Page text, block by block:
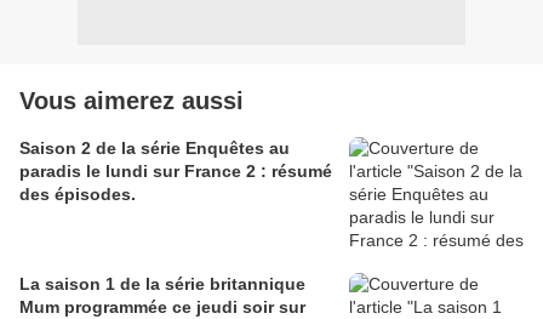
Vous aimerez aussi
Saison 2 de la série Enquêtes au
paradis le lundi sur France 2 : résumé
des épisodes.
La saison 1 de la série britannique
Mum programmée ce jeudi soir sur